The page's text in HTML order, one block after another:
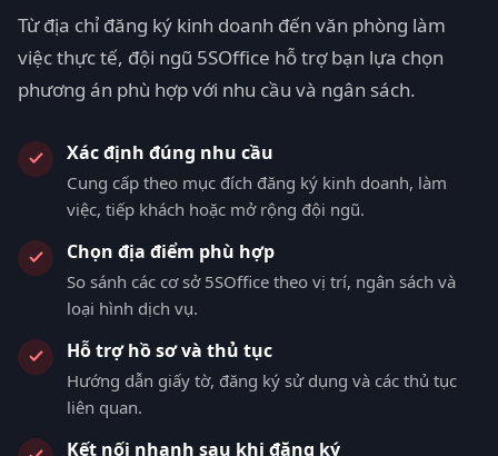
Từ địa chỉ đăng ký kinh doanh đến văn phòng làm
việc thực tế, đội ngũ 5SOffice hỗ trợ bạn lựa chọn
phương án phù hợp với nhu cầu và ngân sách.
Xác định đúng nhu cầu
Cung cấp theo mục đích đăng ký kinh doanh, làm
việc, tiếp khách hoặc mở rộng đội ngũ.
Chọn địa điểm phù hợp
So sánh các cơ sở 5SOffice theo vị trí, ngân sách và
loại hình dịch vụ.
Hỗ trợ hồ sơ và thủ tục
Hướng dẫn giấy tờ, đăng ký sử dụng và các thủ tục
liên quan.
Kết nối nhanh sau khi đăng ký